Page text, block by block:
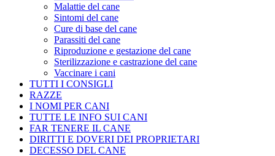
Malattie del cane
Sintomi del cane
Cure di base del cane
Parassiti del cane
Riproduzione e gestazione del cane
Sterilizzazione e castrazione del cane
Vaccinare i cani
TUTTI I CONSIGLI
RAZZE
I NOMI PER CANI
TUTTE LE INFO SUI CANI
FAR TENERE IL CANE
DIRITTI E DOVERI DEI PROPRIETARI
DECESSO DEL CANE